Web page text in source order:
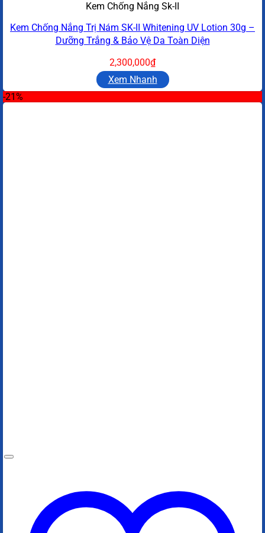
Kem Chống Nắng Sk-II
Kem Chống Nắng Trị Nám SK-II Whitening UV Lotion 30g –
Dưỡng Trắng & Bảo Vệ Da Toàn Diện
2,300,000₫
Xem Nhanh
-21%